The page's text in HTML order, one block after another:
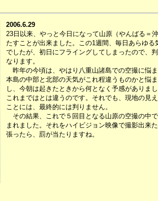
2006.6.29
23日以来、やっと今日になって山原（やんばる＝
たすことが出来ました。この1週間、毎日あらゆる
でしたが、初日にフライングしてしまったので、
なります。
昨年の今頃は、やはり八重山諸島での空撮に悩
本島の中部と北部の天気がこれ程違うものかと悩
し、今朝は起きたときから何となく予感がありま
これまではとは違うのです。それでも、現地の見
ことには、最終的には判りません。
その結果、これで５回目となる山原の空撮の中
まれました。それをハイビジョン映像で撮影出来
張ったら、罰が当たりますね。